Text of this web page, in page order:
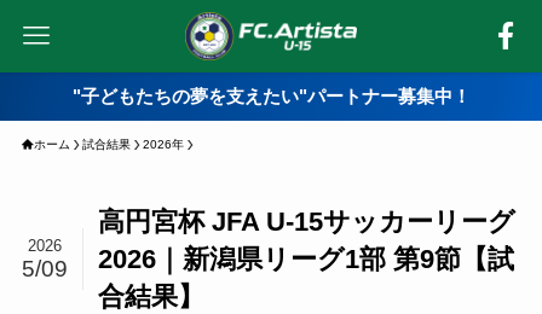
"子どもたちの夢を支えたい"パートナー募集中！
ホーム 試合結果 2026年
高円宮杯 JFA U-15サッカーリーグ
2026｜新潟県リーグ1部 第9節【試
合結果】
2026
5/09